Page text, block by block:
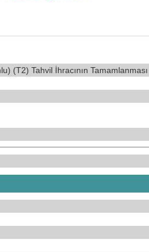
(T2) Tahvil İhracının Tamamlanması